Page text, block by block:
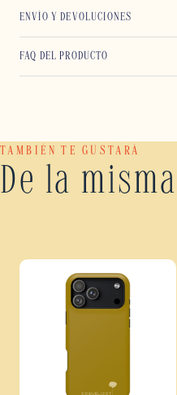
ENVÍO Y DEVOLUCIONES
FAQ DEL PRODUCTO
TAMBIÉN TE GUSTARÁ
De la